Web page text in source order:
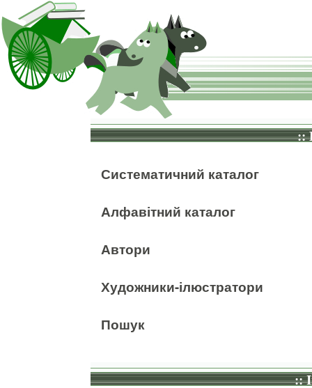
::
Систематичний каталог
Алфавітний каталог
Автори
Художники-ілюстратори
Пошук
::